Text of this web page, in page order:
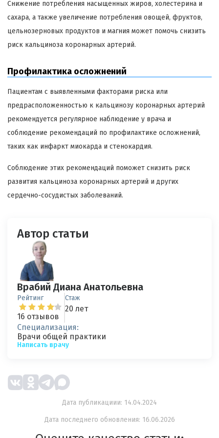
Снижение потребления насыщенных жиров, холестерина и
сахара, а также увеличение потребления овощей, фруктов,
цельнозерновых продуктов и магния может помочь снизить
риск кальциноза коронарных артерий.
Профилактика осложнений
Пациентам с выявленными факторами риска или
предрасположенностью к кальцинозу коронарных артерий
рекомендуется регулярное наблюдение у врача и
соблюдение рекомендаций по профилактике осложнений,
таких как инфаркт миокарда и стенокардия.
Соблюдение этих рекомендаций поможет снизить риск
развития кальциноза коронарных артерий и других
сердечно-сосудистых заболеваний.
Автор статьи
Врабий Диана Анатольевна
Рейтинг
16 отзывов
Стаж
20 лет
Специализация:
Врачи общей практики
Написать врачу
Дата публикациии: 14.04.2024
Дата последнего обновления: 16.06.2026